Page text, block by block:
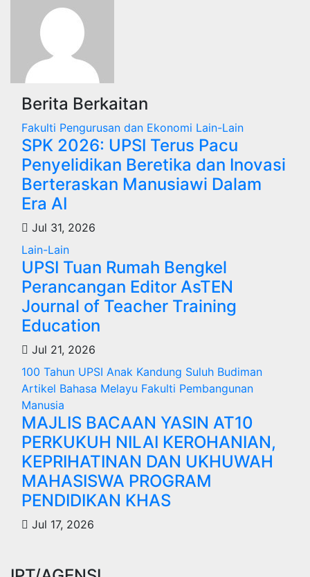
Berita Berkaitan
Fakulti Pengurusan dan Ekonomi Lain-Lain
SPK 2026: UPSI Terus Pacu
Penyelidikan Beretika dan Inovasi
Berteraskan Manusiawi Dalam
Era AI
Jul 31, 2026
Lain-Lain
UPSI Tuan Rumah Bengkel
Perancangan Editor AsTEN
Journal of Teacher Training
Education
Jul 21, 2026
100 Tahun UPSI Anak Kandung Suluh Budiman
Artikel Bahasa Melayu Fakulti Pembangunan
Manusia
MAJLIS BACAAN YASIN AT10
PERKUKUH NILAI KEROHANIAN,
KEPRIHATINAN DAN UKHUWAH
MAHASISWA PROGRAM
PENDIDIKAN KHAS
Jul 17, 2026